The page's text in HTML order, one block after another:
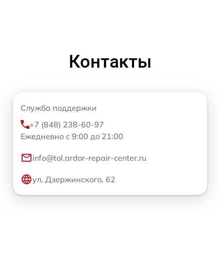
Контакты
Служба поддержки
+7 (848) 238-60-97
Ежедневно с 9:00 до 21:00
info@tol.ardor-repair-center.ru
ул. Дзержинского, 62